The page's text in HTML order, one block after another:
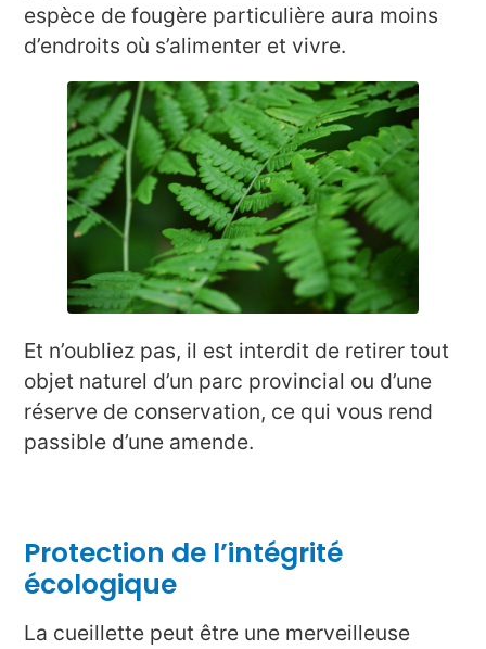
espèce de fougère particulière aura moins
d’endroits où s’alimenter et vivre.
Et n’oubliez pas, il est interdit de retirer tout
objet naturel d’un parc provincial ou d’une
réserve de conservation, ce qui vous rend
passible d’une amende.
Protection de l’intégrité
écologique
La cueillette peut être une merveilleuse